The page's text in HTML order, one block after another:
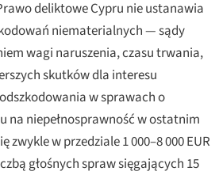
deliktowe Cypru nie ustanawia
niematerialnych — sądy
wagi naruszenia, czasu trwania,
skutków dla interesu
w sprawach o
na niepełnosprawność w ostatnim
zwykle w przedziale 1 000–8 000 EUR
głośnych spraw sięgających 15